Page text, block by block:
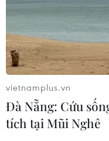
Cán bộ, công
không chuyên
xếp tổ chức bộ
địa bàn Thành phố
chuyển đổi nghề
mua, thuê mua nhà
Đây là Đề án vừa
nhân dân Thành
vietnamplus.vn
Đà Nẵng: Cứu
tích tại Mũi Nghê